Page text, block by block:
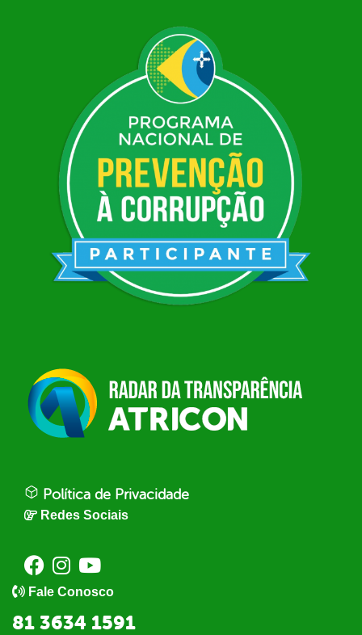
Política de Privacidade
Redes Sociais
Fale Conosco
81 3634 1591